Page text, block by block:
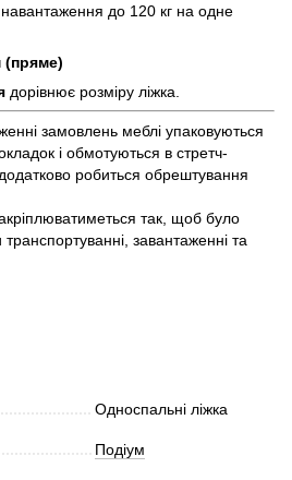
до 120 кг на одне
(пряме)
дорівнює розміру ліжка.
замовлень меблі упаковуються
і обмотуються в стретч-
робиться обрештування
так, щоб було
завантаженні та
Односпальні ліжка
Подіум